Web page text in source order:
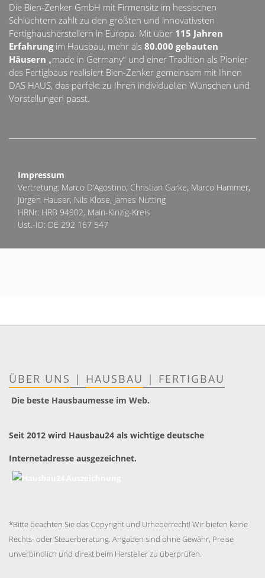
Die Bien-Zenker GmbH mit Firmensitz im hessischen
Schlüchtern zählt zu den größten und innovativsten
Fertighausherstellern in Europa. Mit über 115 Jahren
Erfahrungim Hausbau, mehr als 80.000 gebauten
Häusern „made in Germany“ und einer Tradition als Pionier
des Fertigbaus realisiert Bien-Zenker gemeinsam mit Ihnen
DAS HAUS, das perfekt zu Ihren individuellen Wünschen und
Vorstellungen passt.
Impressum
Vertretung: Marco D’Agostino, Christian Garke, Marco Hammer,
Jürgen Hauser, Nils Klose, James Nutting
HRNr: HRB 94902, Main-Kinzig-Kreis
Ust.-ID: DE 292 167 547
ÜBER UNS | HAUSBAU | FERTIGBAU
Die beste Hausbaumesse im Web.
Seit 2012 wird Hausbau24 als wichtige deutsche
Internetadresse ausgezeichnet.
*Bitte beachten Sie das Copyright und Urheberrecht! Wir bieten keine
Rechts- oder Steuerberatung. Angaben sind ohne Gewähr, Preise
unverbindlich und direkt beim Hersteller zu überprüfen.